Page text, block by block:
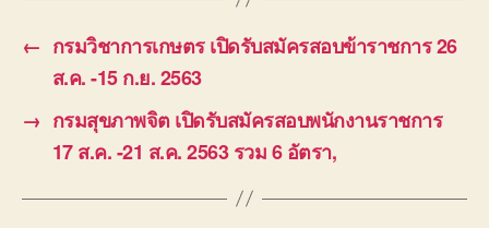
← กรมวิชาการเกษตร เปิดรับสมัครสอบข้าราชการ 26
ส.ค. -15 ก.ย. 2563
→ กรมสุขภาพจิต เปิดรับสมัครสอบพนักงานราชการ
17 ส.ค. -21 ส.ค. 2563 รวม 6 อัตรา,